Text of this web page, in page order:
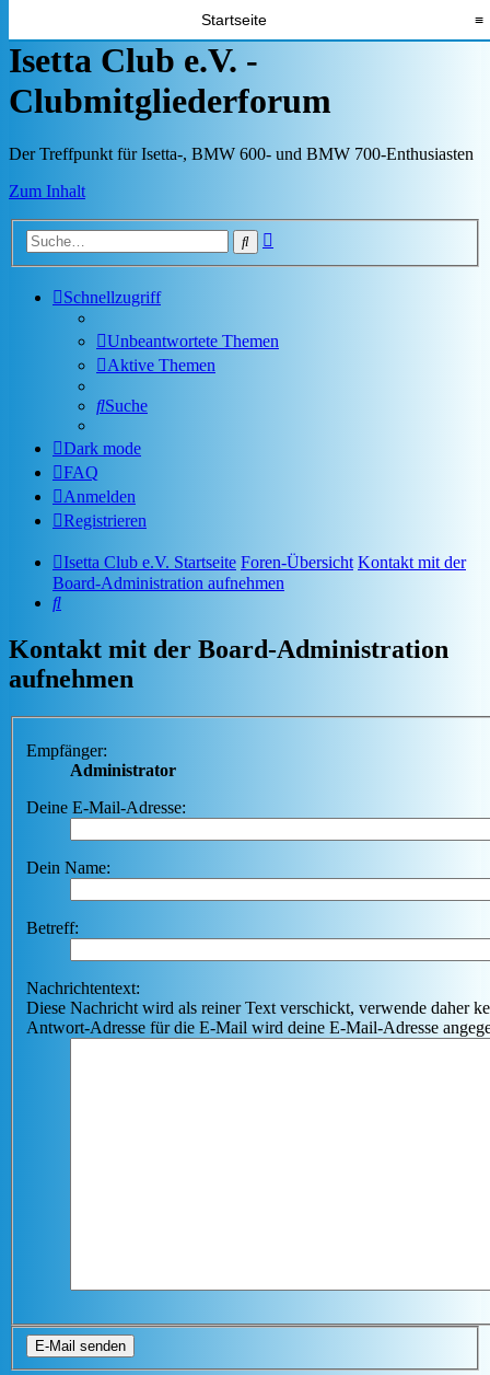
Startseite ≡
Isetta Club e.V. -
Clubmitgliederforum
Der Treffpunkt für Isetta-, BMW 600- und BMW 700-Enthusiasten
Zum Inhalt
Suche
Schnellzugriff
Unbeantwortete Themen
Aktive Themen
Suche
Dark mode
FAQ
Anmelden
Registrieren
Isetta Club e.V. Startseite Foren-Übersicht Kontakt mit der
Board-Administration aufnehmen
Suche
Kontakt mit der Board-Administration
aufnehmen
Empfänger:
Administrator
Deine E-Mail-Adresse:
Dein Name:
Betreff:
Nachrichtentext:
Diese Nachricht wird als reiner Text verschickt, verwende daher
Antwort-Adresse für die E-Mail wird deine E-Mail-Adresse